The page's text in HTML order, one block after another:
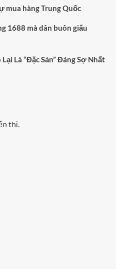
hàng Trung Quốc
1688 mà dân buôn giấu
Là “Đặc Sản” Đáng Sợ Nhất
thị.